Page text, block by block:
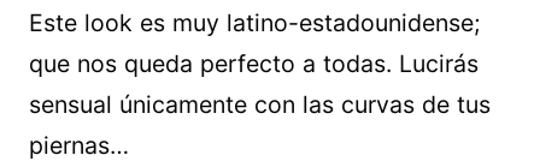
Este look es muy latino-estadounidense;
que nos queda perfecto a todas. Lucirás
sensual únicamente con las curvas de tus
piernas…